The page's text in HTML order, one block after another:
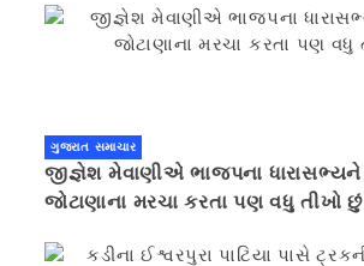
ગુજરાત સમાચાર
જીજ્ઞેશ મેવાણીએ ભાજપના
જોટાણાના મરચા કરતા પણ વધુ તીખો છું